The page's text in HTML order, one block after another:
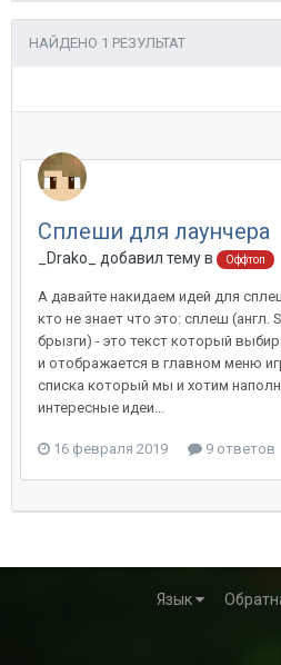
НАЙДЕНО 1 РЕЗУЛЬТАТ
Сплеши для лаунчера
_Drako_ добавил тему в Оффтоп
А давайте накидаем идей для
кто не знает что это: сплеш (англ.
брызги) - это текст который
и отображается в главном меню
списка который мы и хотим
интересные идеи...
16 февраля 2019 9 ответов
Язык